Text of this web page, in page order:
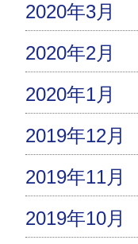
2020年3月
2020年2月
2020年1月
2019年12月
2019年11月
2019年10月